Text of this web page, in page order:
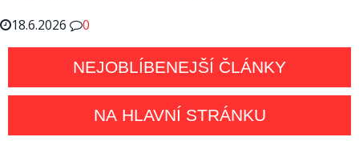
18.6.2026
0
NEJOBLÍBENEJŠÍ ČLÁNKY
NA HLAVNÍ STRÁNKU